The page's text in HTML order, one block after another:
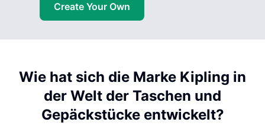
Create Your Own
Wie hat sich die Marke Kipling in
der Welt der Taschen und
Gepäckstücke entwickelt?